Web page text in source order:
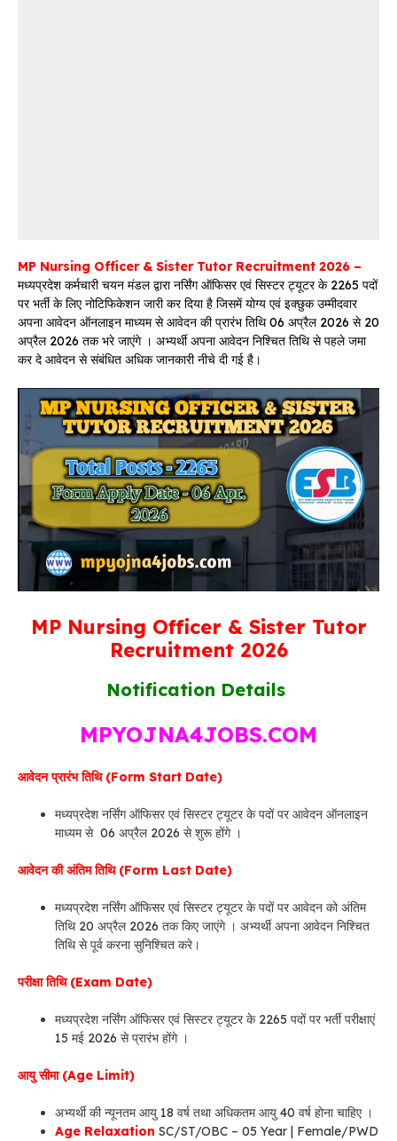
MP Nursing Officer & Sister Tutor Recruitment 2026 –
मध्यप्रदेश कर्मचारी चयन मंडल द्वारा नर्सिंग ऑफिसर एवं सिस्टर ट्यूटर के 2265 पदों
पर भर्ती के लिए नोटिफिकेशन जारी कर दिया है जिसमें योग्य एवं इक्छुक उम्मीदवार
अपना आवेदन ऑनलाइन माध्यम से आवेदन की प्रारंभ तिथि 06 अप्रैल 2026 से 20
अप्रैल 2026 तक भरे जाएंगे । अभ्यर्थी अपना आवेदन निश्चित तिथि से पहले जमा
कर दे आवेदन से संबंधित अधिक जानकारी नीचे दी गई है।
MP Nursing Officer & Sister Tutor
Recruitment 2026
Notification Details
MPYOJNA4JOBS.COM
आवेदन प्रारंभ तिथि (Form Start Date)
मध्यप्रदेश नर्सिंग ऑफिसर एवं सिस्टर ट्यूटर के पदों पर आवेदन ऑनलाइन
माध्यम से 06 अप्रैल 2026 से शुरू होंगे ।
आवेदन की अंतिम तिथि (Form Last Date)
मध्यप्रदेश नर्सिंग ऑफिसर एवं सिस्टर ट्यूटर के पदों पर आवेदन को अंतिम
तिथि 20 अप्रैल 2026 तक किए जाएंगे । अभ्यर्थी अपना आवेदन निश्चित
तिथि से पूर्व करना सुनिश्चित करे।
परीक्षा तिथि (Exam Date)
मध्यप्रदेश नर्सिंग ऑफिसर एवं सिस्टर ट्यूटर के 2265 पदों पर भर्ती परीक्षाएं
15 मई 2026 से प्रारंभ होंगे ।
आयु सीमा (Age Limit)
अभ्यर्थी की न्यूनतम आयु 18 वर्ष तथा अधिकतम आयु 40 वर्ष होना चाहिए ।
Age Relaxation SC/ST/OBC – 05 Year | Female/PWD